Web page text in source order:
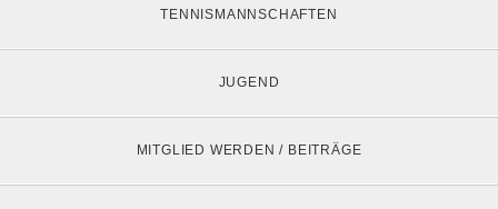
TENNISMANNSCHAFTEN
JUGEND
MITGLIED WERDEN / BEITRÄGE